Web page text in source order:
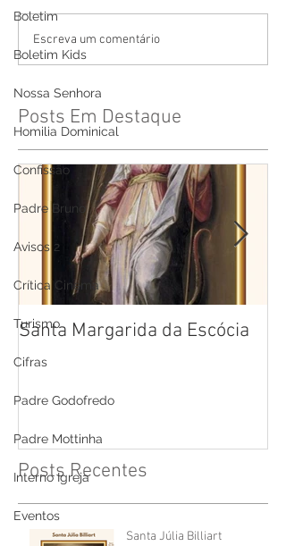
Boletim
Boletim Kids
Nossa Senhora
Homilia Dominical
Confissão
Padre Bruno
Avisos 2
Crítica Cinema
Turismo
Cifras
Padre Godofredo
Padre Mottinha
Interno Igreja
Eventos
Escreva um comentário
Posts Em Destaque
Santa Margarida da Escócia
Posts Recentes
Santa Júlia Billiart